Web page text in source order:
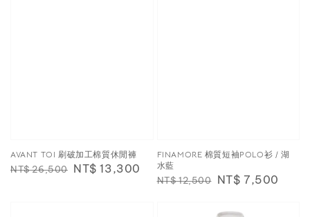
AVANT TOI 刷破加工棉質休閒褲
Regular
NT$ 26,500 Sale
NT$ 13,300
FINAMORE 棉質短袖POLO衫 / 湖
水藍
Regular
NT$ 12,500 Sale
NT$ 7,500